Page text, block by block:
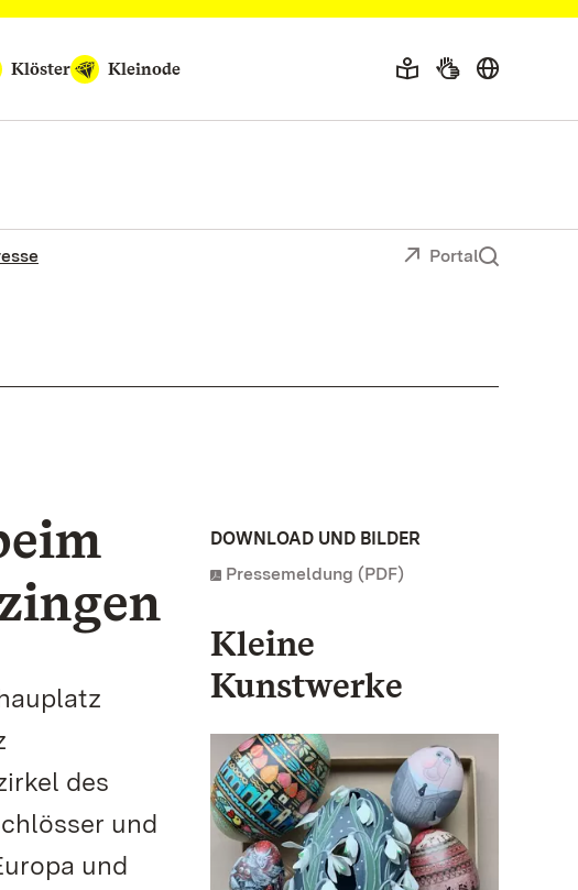
Klöster Kleinode
Portal
des
und
und
DOWNLOAD UND BILDER
Pressemeldung (PDF)
Kleine
Kunstwerke